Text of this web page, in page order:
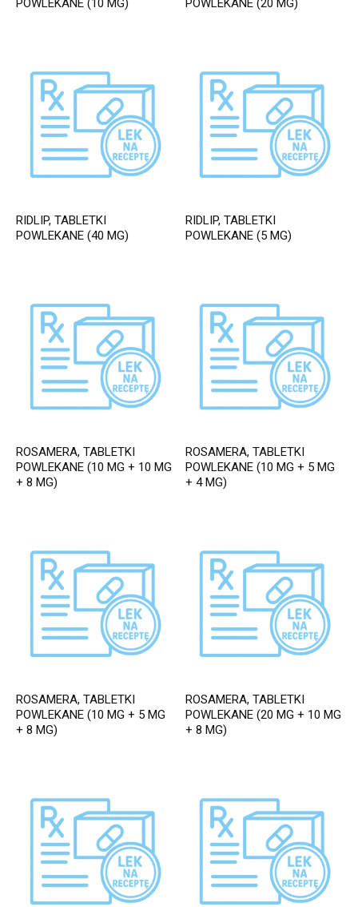
POWLEKANE (10 MG) POWLEKANE (20 MG)
RIDLIP, TABLETKI
POWLEKANE (40 MG)
RIDLIP, TABLETKI
POWLEKANE (5 MG)
ROSAMERA, TABLETKI
POWLEKANE (10 MG + 10 MG
+ 8 MG)
ROSAMERA, TABLETKI
POWLEKANE (10 MG + 5 MG
+ 4 MG)
ROSAMERA, TABLETKI
POWLEKANE (10 MG + 5 MG
+ 8 MG)
ROSAMERA, TABLETKI
POWLEKANE (20 MG + 10 MG
+ 8 MG)